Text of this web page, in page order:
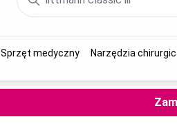
Sprzęt medyczny Narzędzia